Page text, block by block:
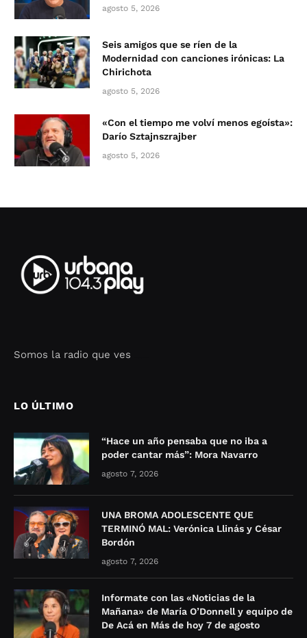
agosto 5, 2026
Seis amigos que se ríen de la
Modernidad con canciones irónicas: La
Chirichota
agosto 5, 2026
«Con el tiempo me volví menos egoísta»:
Darío Sztajnszrajber
agosto 5, 2026
Somos la radio que ves
LO ÚLTIMO
“Hace un año pensaba que no iba a
poder cantar más”: Mora Navarro
agosto 7, 2026
UNA BROMA ADOLESCENTE QUE
TERMINÓ MAL: Verónica Llinás y César
Bordón
agosto 7, 2026
Informate con las «Noticias de la
Mañana» de María O’Donnell y equipo de
De Acá en Más de hoy 7 de agosto